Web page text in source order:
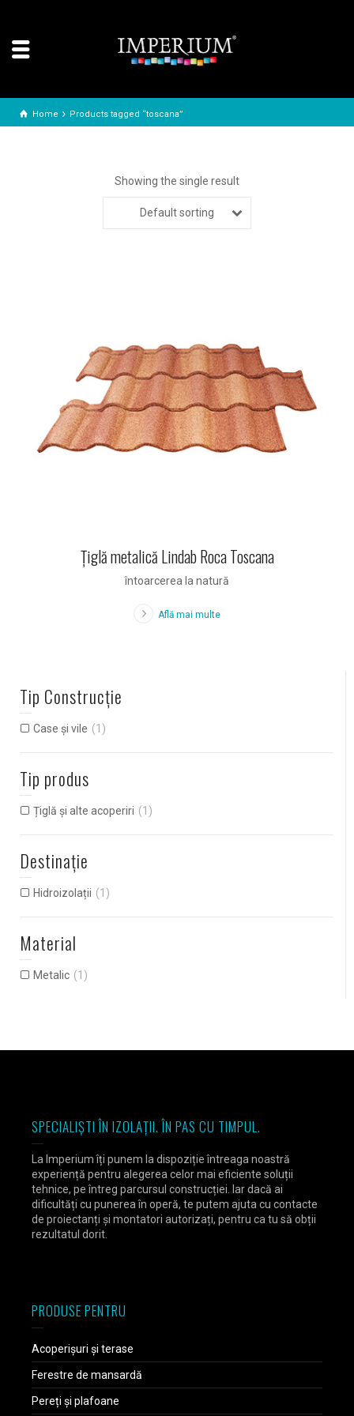
Home Products tagged “toscana”
Showing the single result
Default sorting
Ţiglă metalică Lindab Roca Toscana
întoarcerea la natură
Află mai multe
Tip Construcție
Case și vile (1)
Tip produs
Țiglă și alte acoperiri (1)
Destinație
Hidroizolații (1)
Material
Metalic (1)
SPECIALIȘTI ÎN IZOLAȚII. ÎN PAS CU TIMPUL.
La Imperium îți punem la dispoziție întreaga noastră
experiență pentru alegerea celor mai eficiente soluții
tehnice, pe întreg parcursul construcției. Iar dacă ai
dificultăți cu punerea în operă, te putem ajuta cu contacte
de proiectanți și montatori autorizați, pentru ca tu să obții
rezultatul dorit.
PRODUSE PENTRU
Acoperișuri și terase
Ferestre de mansardă
Pereți și plafoane